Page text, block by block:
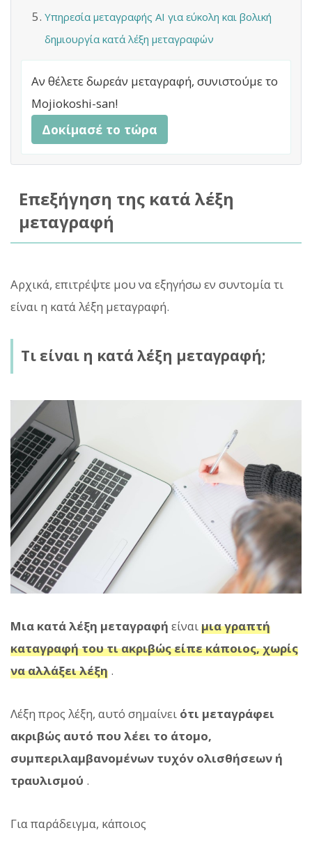
Υπηρεσία μεταγραφής AI για εύκολη και βολική
δημιουργία κατά λέξη μεταγραφών
Αν θέλετε δωρεάν μεταγραφή, συνιστούμε το
Mojiokoshi-san!
Δοκίμασέ το τώρα
Επεξήγηση της κατά λέξη
μεταγραφή
Αρχικά, επιτρέψτε μου να εξηγήσω εν συντομία τι
είναι η κατά λέξη μεταγραφή.
Τι είναι η κατά λέξη μεταγραφή;
Μια κατά λέξη μεταγραφή είναιμια γραπτή
καταγραφή του τι ακριβώς είπε κάποιος, χωρίς
να αλλάξει λέξη .
Λέξη προς λέξη, αυτό σημαίνει ότι μεταγράφει
ακριβώς αυτό που λέει το άτομο,
συμπεριλαμβανομένων τυχόν ολισθήσεων ή
τραυλισμού .
Για παράδειγμα, κάποιος